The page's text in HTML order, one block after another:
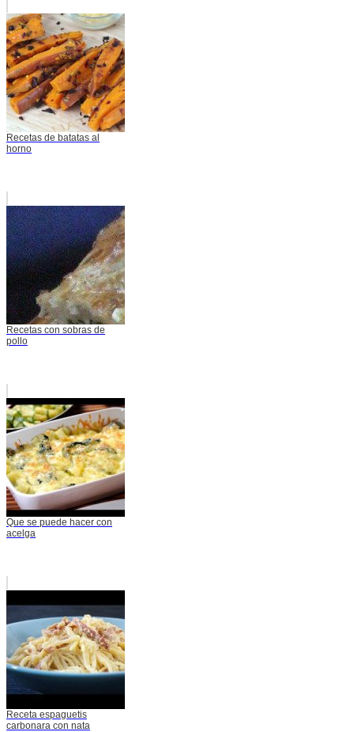
Recetas de batatas al
horno
Recetas con sobras de
pollo
Que se puede hacer con
acelga
Receta espaguetis
carbonara con nata